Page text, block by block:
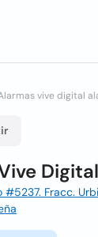
vive digital
#5237. Fracc.